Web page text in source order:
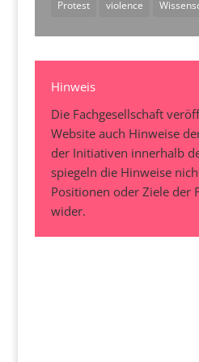
Protest violence
Hinweis
Die Fachgesellschaft
Website auch Hinweise
der Initiativen innerhalb
spiegeln die Hinweise
Positionen oder Ziele der
wider.